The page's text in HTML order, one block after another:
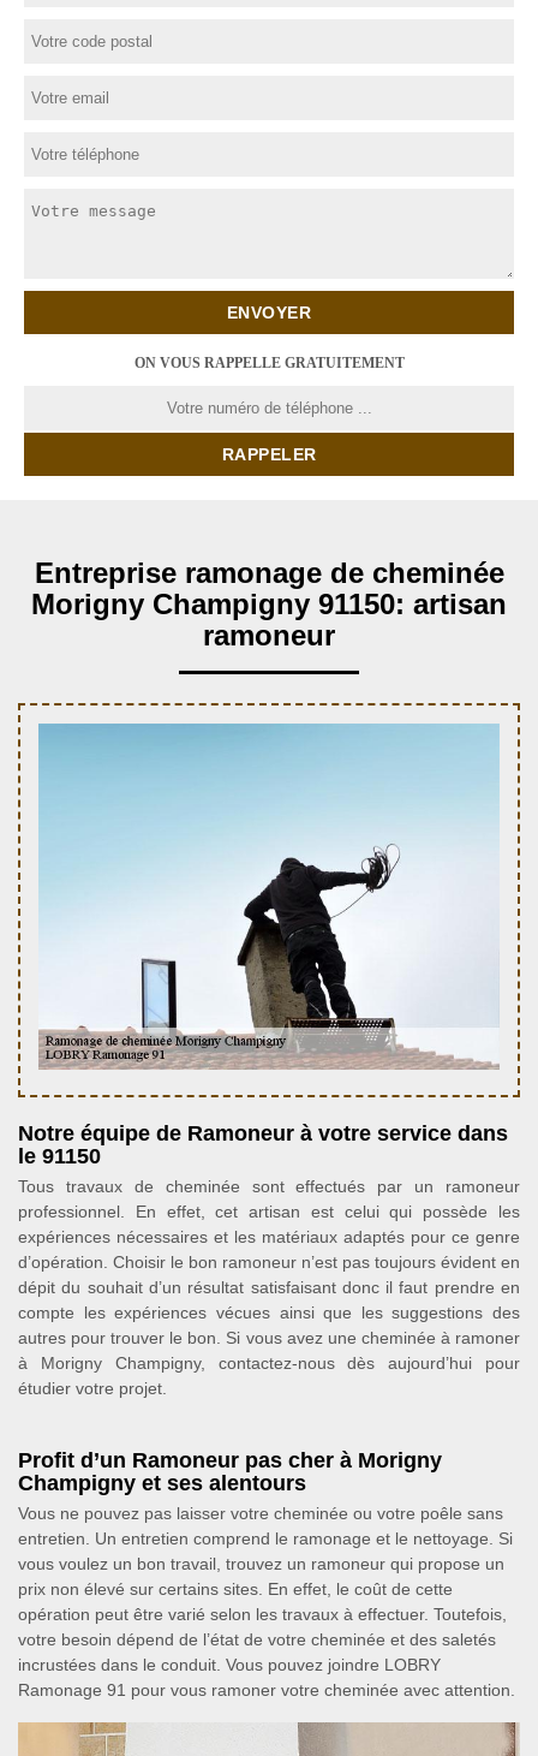
ON VOUS RAPPELLE GRATUITEMENT
Entreprise ramonage de cheminée
Morigny Champigny 91150: artisan
ramoneur
Notre équipe de Ramoneur à votre service dans
le 91150
Tous travaux de cheminée sont effectués par un ramoneur
professionnel. En effet, cet artisan est celui qui possède les
expériences nécessaires et les matériaux adaptés pour ce genre
d’opération. Choisir le bon ramoneur n’est pas toujours évident en
dépit du souhait d’un résultat satisfaisant donc il faut prendre en
compte les expériences vécues ainsi que les suggestions des
autres pour trouver le bon. Si vous avez une cheminée à ramoner
à Morigny Champigny, contactez-nous dès aujourd’hui pour
étudier votre projet.
Profit d’un Ramoneur pas cher à Morigny
Champigny et ses alentours
Vous ne pouvez pas laisser votre cheminée ou votre poêle sans
entretien. Un entretien comprend le ramonage et le nettoyage. Si
vous voulez un bon travail, trouvez un ramoneur qui propose un
prix non élevé sur certains sites. En effet, le coût de cette
opération peut être varié selon les travaux à effectuer. Toutefois,
votre besoin dépend de l’état de votre cheminée et des saletés
incrustées dans le conduit. Vous pouvez joindre LOBRY
Ramonage 91 pour vous ramoner votre cheminée avec attention.